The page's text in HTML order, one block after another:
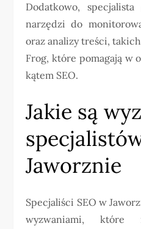
Dodatkowo,
narzędzi do
oraz analizy treści,
Frog, które pomagają w
kątem SEO.
Jakie są
Jaworznie
Specjaliści SEO w
wyzwaniami, które